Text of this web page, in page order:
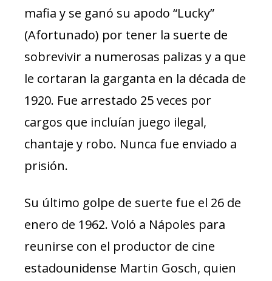
mafia y se ganó su apodo “Lucky”
(Afortunado) por tener la suerte de
sobrevivir a numerosas palizas y a que
le cortaran la garganta en la década de
1920. Fue arrestado 25 veces por
cargos que incluían juego ilegal,
chantaje y robo. Nunca fue enviado a
prisión.
Su último golpe de suerte fue el 26 de
enero de 1962. Voló a Nápoles para
reunirse con el productor de cine
estadounidense Martin Gosch, quien